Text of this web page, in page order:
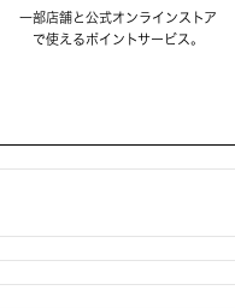
一部店舗と公式オンラインストア
で使えるポイントサービス。